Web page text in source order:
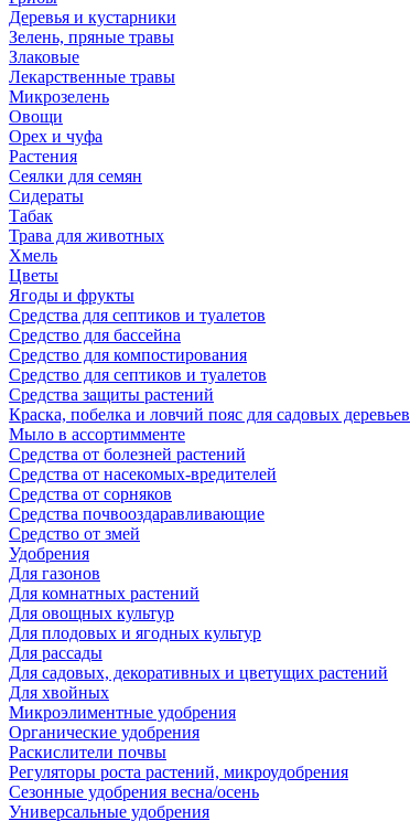
Деревья и кустарники
Зелень, пряные травы
Злаковые
Лекарственные травы
Микрозелень
Овощи
Орех и чуфа
Растения
Сеялки для семян
Сидераты
Табак
Трава для животных
Хмель
Цветы
Ягоды и фрукты
Средства для септиков и туалетов
Средство для бассейна
Средство для компостирования
Средство для септиков и туалетов
Средства защиты растений
Краска, побелка и ловчий пояс для садовых деревьев
Мыло в ассортимменте
Средства от болезней растений
Средства от насекомых-вредителей
Средства от сорняков
Средства почвооздаравливающие
Средство от змей
Удобрения
Для газонов
Для комнатных растений
Для овощных культур
Для плодовых и ягодных культур
Для рассады
Для садовых, декоративных и цветущих растений
Для хвойных
Микроэлиментные удобрения
Органические удобрения
Раскислители почвы
Регуляторы роста растений, микроудобрения
Сезонные удобрения весна/осень
Универсальные удобрения